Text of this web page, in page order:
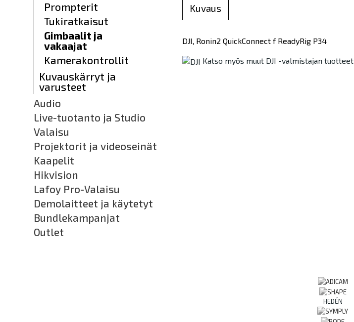
Prompterit
Tukiratkaisut
Gimbaalit ja
vakaajat
Kamerakontrollit
Kuvauskärryt ja
varusteet
Audio
Live-tuotanto ja Studio
Valaisu
Projektorit ja videoseinät
Kaapelit
Hikvision
Lafoy Pro-Valaisu
Demolaitteet ja käytetyt
Bundlekampanjat
Outlet
Kuvaus
DJI, Ronin2 QuickConnect f ReadyRig P34
Katso myös muut DJI -valmistajan tuotteet
HEDÉN